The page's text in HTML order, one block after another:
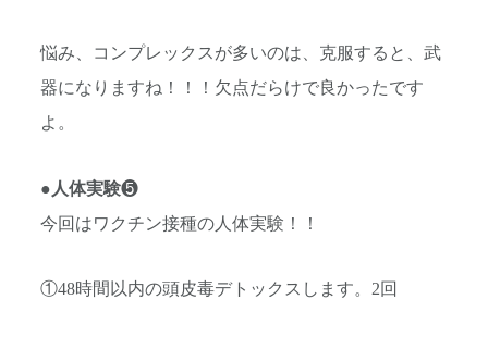
悩み、コンプレックスが多いのは、克服すると、武
器になりますね！！！欠点だらけで良かったです
よ。
●人体実験❺
今回はワクチン接種の人体実験！！
①48時間以内の頭皮毒デトックスします。2回